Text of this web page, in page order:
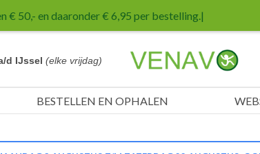
€ 50,- en daaronder € 6,95 per bestelling. |
d IJssel (elke vrijdag)
BESTELLEN EN OPHALEN